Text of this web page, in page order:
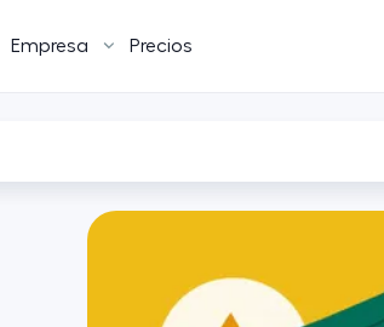
Empresa Precios